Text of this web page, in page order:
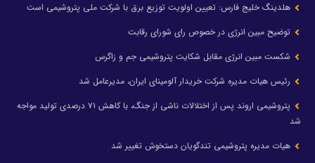
هلدینگ خلیج فارس: تعیین اولویت توزیع برق با شرکت ملی پتروشیمی است
توضیح مبین انرژی در خصوص رای شورای رقابت
شکست مبین انرژی مقابل شکایت پتروشیمی جم و زاگرس
رئیس هیات مدیره شرکت خریدار آلومینای ایران، مدیرعامل شد
پتروشیمی اروند پس از اختلالات ناشی از جنگ، با کاهش ۷۱ درصدی تولید مواجه
شد
هیات مدیره پتروشیمی تندگویان دستخوش تغییر شد